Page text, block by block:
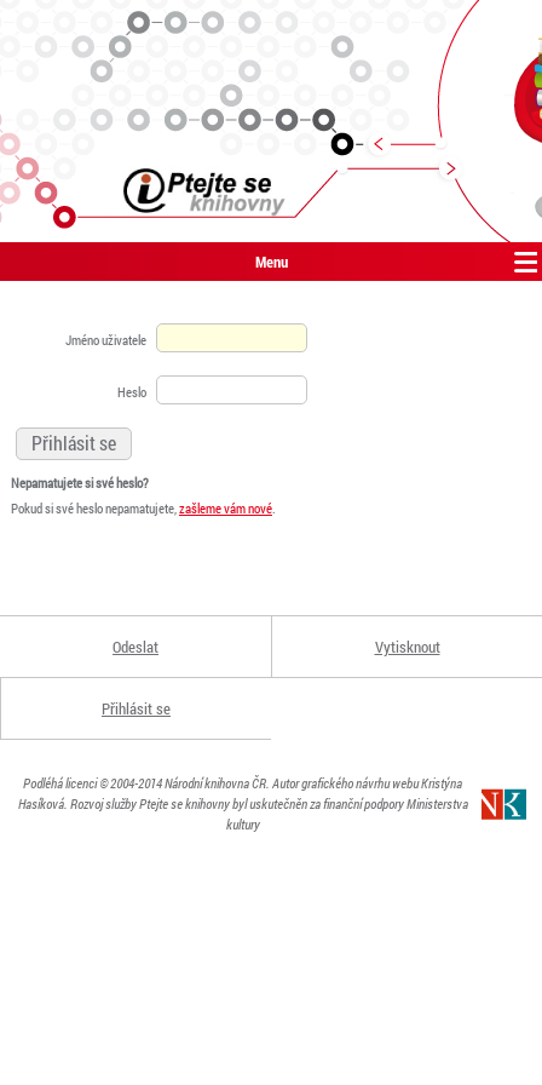
Menu
Jméno uživatele
Heslo
Nepamatujete si své heslo?
Pokud si své heslo nepamatujete,zašleme vám nové.
Odeslat Vytisknout
Přihlásit se
Podléhá licenci© 2004-2014Národní knihovna ČR. Autor grafického návrhu webu Kristýna
Hasíková. Rozvoj služby Ptejte se knihovny byl uskutečněn za finanční podpory Ministerstva
kultury